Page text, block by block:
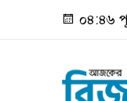
০৪:৪৬